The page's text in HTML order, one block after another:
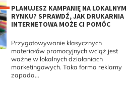
PLANUJESZ KAMPANIĘ NA LOKALNYM
RYNKU? SPRAWDŹ, JAK DRUKARNIA
INTERNETOWA MOŻE CI POMÓC
Przygotowywanie klasycznych
materiałów promocyjnych wciąż jest
ważne w lokalnych działaniach
marketingowych. Taka forma reklamy
zapada...